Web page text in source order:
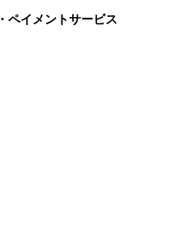
ペイメントサービス